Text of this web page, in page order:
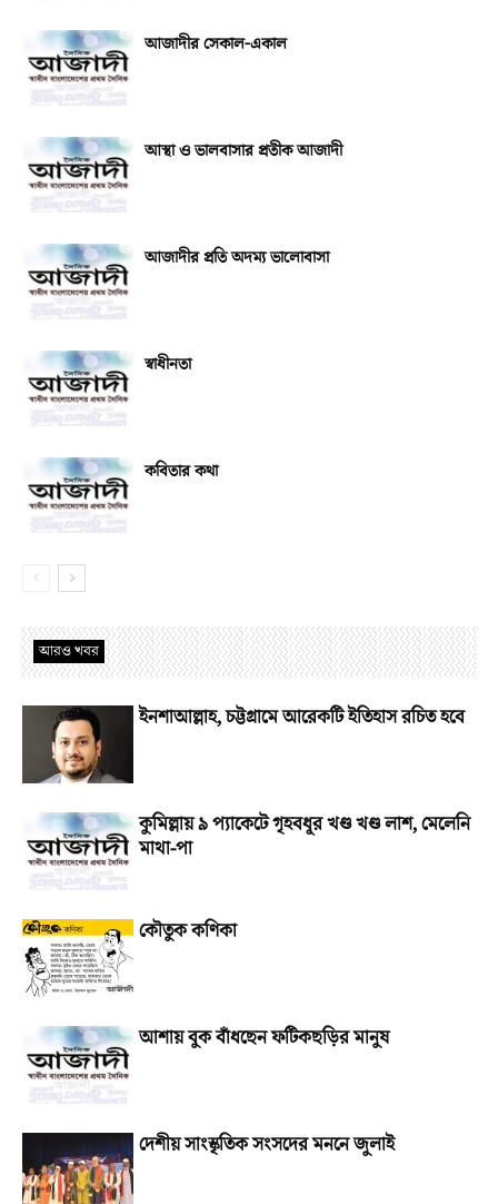
আজাদীর সেকাল-একাল
আস্থা ও ভালবাসার প্রতীক আজাদী
আজাদীর প্রতি অদম্য ভালোবাসা
স্বাধীনতা
কবিতার কথা
আরও খবর
ইনশাআল্লাহ, চট্টগ্রামে আরেকটি ইতিহাস রচিত হবে
কুমিল্লায় ৯ প্যাকেটে গৃহবধূর খণ্ড খণ্ড লাশ, মেলেনি
মাথা-পা
কৌতুক কণিকা
আশায় বুক বাঁধছেন ফটিকছড়ির মানুষ
দেশীয় সাংস্কৃতিক সংসদের মননে জুলাই